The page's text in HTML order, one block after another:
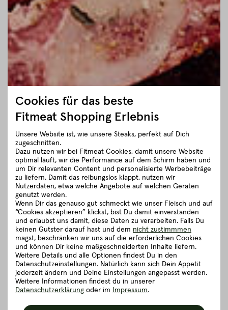
Cookies für das beste
Fitmeat Shopping Erlebnis
Unsere Website ist, wie unsere Steaks, perfekt auf Dich
zugeschnitten.
Dazu nutzen wir bei Fitmeat Cookies, damit unsere Website
optimal läuft, wir die Performance auf dem Schirm haben und
um Dir relevanten Content und personalisierte Werbebeiträge
zu liefern. Damit das reibungslos klappt, nutzen wir
Nutzerdaten, etwa welche Angebote auf welchen Geräten
genutzt werden.
Wenn Dir das genauso gut schmeckt wie unser Fleisch und auf
“Cookies akzeptieren” klickst, bist Du damit einverstanden
und erlaubst uns damit, diese Daten zu verarbeiten. Falls Du
keinen Gutster darauf hast und dem nicht zustimmmen
magst, beschränken wir uns auf die erforderlichen Cookies
und können Dir keine maßgeschneiderten Inhalte liefern.
Weitere Details und alle Optionen findest Du in den
Datenschutzeinstellungen. Natürlich kann sich Dein Appetit
jederzeit ändern und Deine Einstellungen angepasst werden.
Weitere Informationen findest du in unserer
Datenschutzerklärung oder im Impressum.